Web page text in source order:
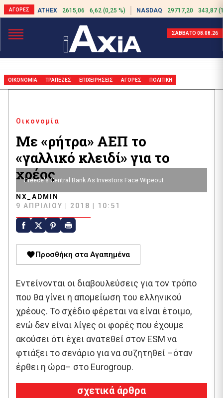
ATHEX 2615,06 6,62 (0,25 %) NASDAQ 29717,20 343,87
ΣΑΒΒΑΤΟ 08.08.26
ΟΙΚΟΝΟΜΙΑ ΤΡΑΠΕΖΕΣ ΕΠΙΧΕΙΡΗΣΕΙΣ ΑΓΟΡΕΣ ΠΟΛΙΤΙΚΗ
Οικονομία
Με «ρήτρα» ΑΕΠ το
«γαλλικό κλειδί» για το
χρέος
Greece's Central Bank As Investors Face Wipeout
NX_ADMIN
9 ΑΠΡΙΛΊΟΥ | 2018 | 10:51
Προσθήκη στα Αγαπημένα
Εντείνονται οι διαβουλεύσεις για τον τρόπο
που θα γίνει η απομείωση του ελληνικού
χρέους. Το σχέδιο φέρεται να είναι έτοιμο,
ενώ δεν είναι λίγες οι φορές που έχουμε
ακούσει ότι έχει ανατεθεί στον ESM να
φτιάξει το σενάριο για να συζητηθεί –όταν
έρθει η ώρα– στο Eurogroup.
σχετικά άρθρα